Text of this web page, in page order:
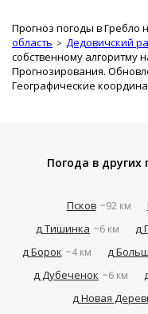
Прогноз погоды в Гребло
область
Дедовичский
собственному алгоритму
Прогнозирования.
Географические
Погода в других
Псков ~92 км
д Тишинка ~6 км д
д Борок ~4 км д
д Дубеченок ~6 км
д Новая